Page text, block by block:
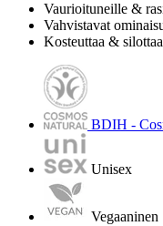
Vaurioituneille &
Vahvistavat
Kosteuttaa & silottaa
BDIH -
Unisex
Vegaaninen